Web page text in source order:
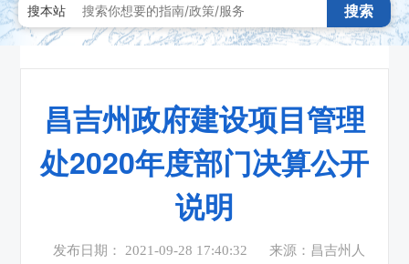
搜本站 搜索
昌吉州政府建设项目管理
处2020年度部门决算公开
说明
发布日期： 2021-09-28 17:40:32
来源：昌吉州人